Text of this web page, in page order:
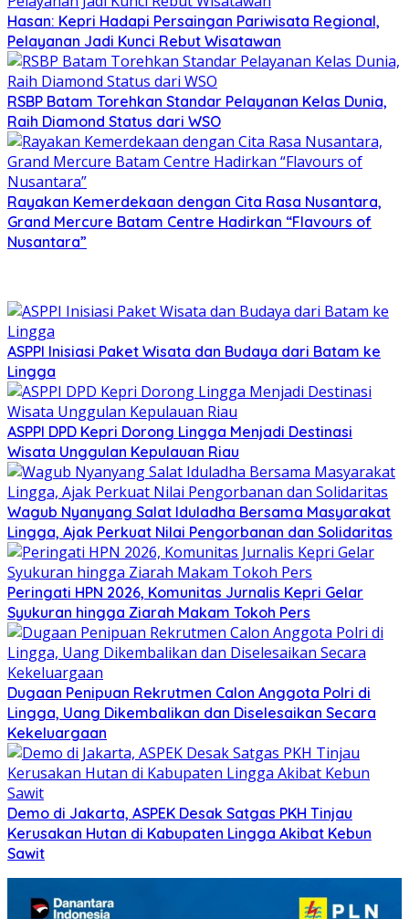
Hasan: Kepri Hadapi Persaingan Pariwisata Regional,
Pelayanan Jadi Kunci Rebut Wisatawan
RSBP Batam Torehkan Standar Pelayanan Kelas Dunia,
Raih Diamond Status dari WSO
Rayakan Kemerdekaan dengan Cita Rasa Nusantara,
Grand Mercure Batam Centre Hadirkan “Flavours of
Nusantara”
ASPPI Inisiasi Paket Wisata dan Budaya dari Batam ke
Lingga
ASPPI DPD Kepri Dorong Lingga Menjadi Destinasi
Wisata Unggulan Kepulauan Riau
Wagub Nyanyang Salat Iduladha Bersama Masyarakat
Lingga, Ajak Perkuat Nilai Pengorbanan dan Solidaritas
Peringati HPN 2026, Komunitas Jurnalis Kepri Gelar
Syukuran hingga Ziarah Makam Tokoh Pers
Dugaan Penipuan Rekrutmen Calon Anggota Polri di
Lingga, Uang Dikembalikan dan Diselesaikan Secara
Kekeluargaan
Demo di Jakarta, ASPEK Desak Satgas PKH Tinjau
Kerusakan Hutan di Kabupaten Lingga Akibat Kebun
Sawit